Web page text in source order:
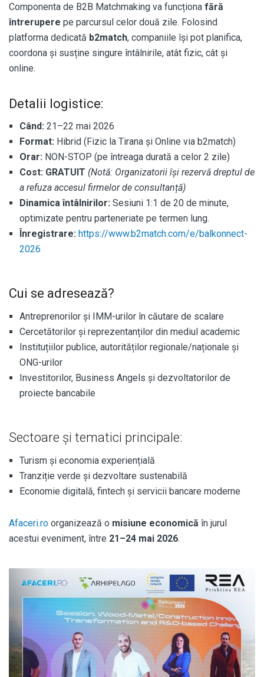
Componenta de B2B Matchmaking va funcționa fără
întrerupere pe parcursul celor două zile. Folosind
platforma dedicată b2match, companiile își pot planifica,
coordona și susține singure întâlnirile, atât fizic, cât și
online.
Detalii logistice:
Când: 21–22 mai 2026
Format: Hibrid (Fizic la Tirana și Online via b2match)
Orar: NON-STOP (pe întreaga durată a celor 2 zile)
Cost: GRATUIT (Notă: Organizatorii își rezervă dreptul de
a refuza accesul firmelor de consultanță)
Dinamica întâlnirilor: Sesiuni 1:1 de 20 de minute,
optimizate pentru parteneriate pe termen lung.
Înregistrare: https://www.b2match.com/e/balkonnect-
2026
Cui se adresează?
Antreprenorilor și IMM-urilor în căutare de scalare
Cercetătorilor și reprezentanților din mediul academic
Instituțiilor publice, autorităților regionale/naționale și
ONG-urilor
Investitorilor, Business Angels și dezvoltatorilor de
proiecte bancabile
Sectoare și tematici principale:
Turism și economia experiențială
Tranziție verde și dezvoltare sustenabilă
Economie digitală, fintech și servicii bancare moderne
Afaceri.ro organizează o misiune economică în jurul
acestui eveniment, între 21–24 mai 2026.